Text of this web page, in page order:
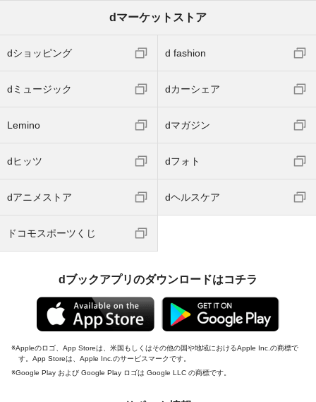
dマーケットストア
dショッピング d fashion
dミュージック dカーシェア
Lemino dマガジン
dヒッツ dフォト
dアニメストア dヘルスケア
ドコモスポーツくじ
dブックアプリのダウンロードはコチラ
Appleのロゴ、App Storeは、米国もしくはその他の国や地域におけるApple Inc.の商標で
す。App Storeは、Apple Inc.のサービスマークです。
Google Play および Google Play ロゴは Google LLC の商標です。